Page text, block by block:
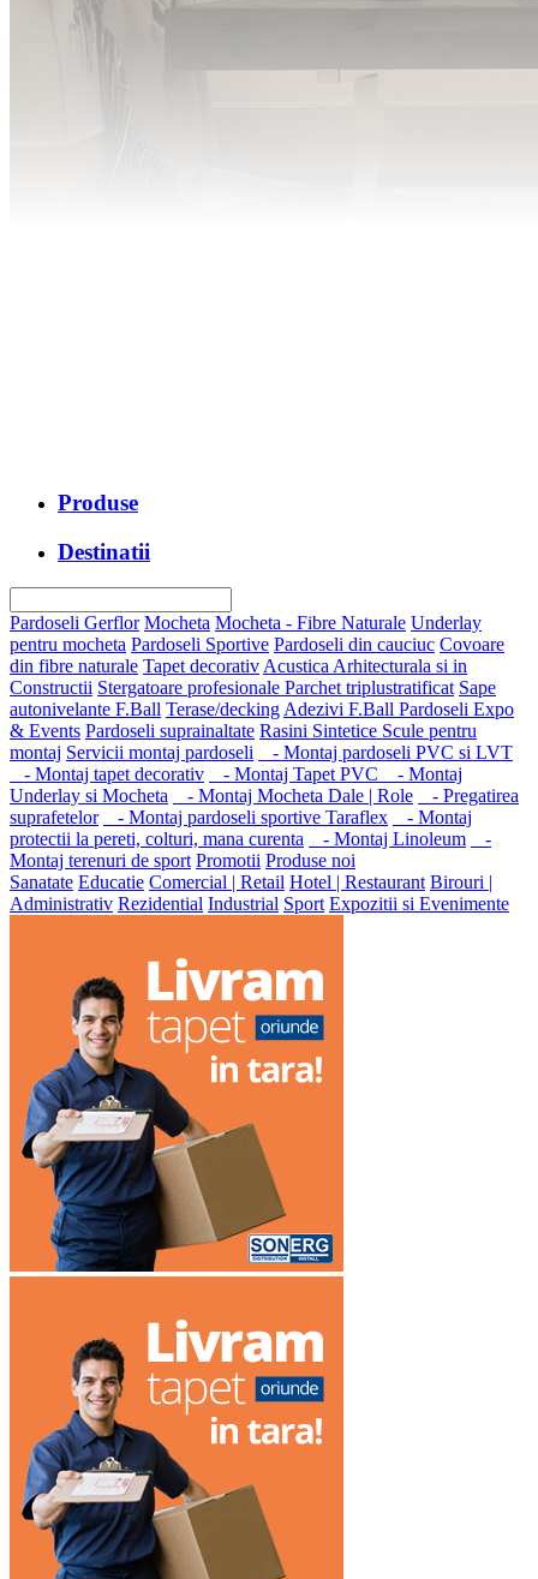
Produse
Destinatii
Pardoseli Gerflor Mocheta Mocheta - Fibre Naturale Underlay
pentru mocheta Pardoseli Sportive Pardoseli din cauciuc Covoare
din fibre naturale Tapet decorativAcustica Arhitecturala si in
Constructii Stergatoare profesionale Parchet triplustratificat Sape
autonivelante F.Ball Terase/deckingAdezivi F.Ball Pardoseli Expo
& Events Pardoseli suprainaltate Rasini Sintetice Scule pentru
montaj Servicii montaj pardoseli
- Montaj pardoseli PVC si LVT
- Montaj tapet decorativ
- Montaj Tapet PVC
- Montaj
Underlay si Mocheta
- Montaj Mocheta Dale | Role
- Pregatirea
suprafetelor
- Montaj pardoseli sportive Taraflex
- Montaj
protectii la pereti, colturi, mana curenta
- Montaj Linoleum
-
Montaj terenuri de sport Promotii Produse noi
Sanatate Educatie Comercial | Retail Hotel | Restaurant Birouri |
Administrativ Rezidential Industrial Sport Expozitii si Evenimente